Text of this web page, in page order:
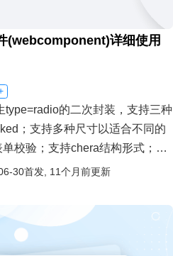
(webcomponent)详细使用
type=radio的二次封装，支持三种
；支持多种尺寸以适合不同的
校验；支持chera结构形式；支
作方法。
30首发, 11个月前更新